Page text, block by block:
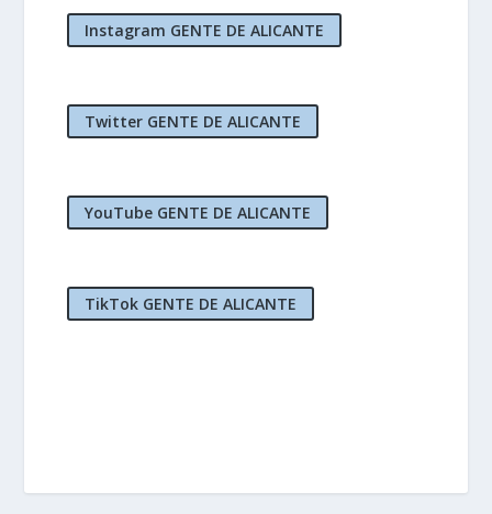
Instagram GENTE DE ALICANTE
Twitter GENTE DE ALICANTE
YouTube GENTE DE ALICANTE
TikTok GENTE DE ALICANTE